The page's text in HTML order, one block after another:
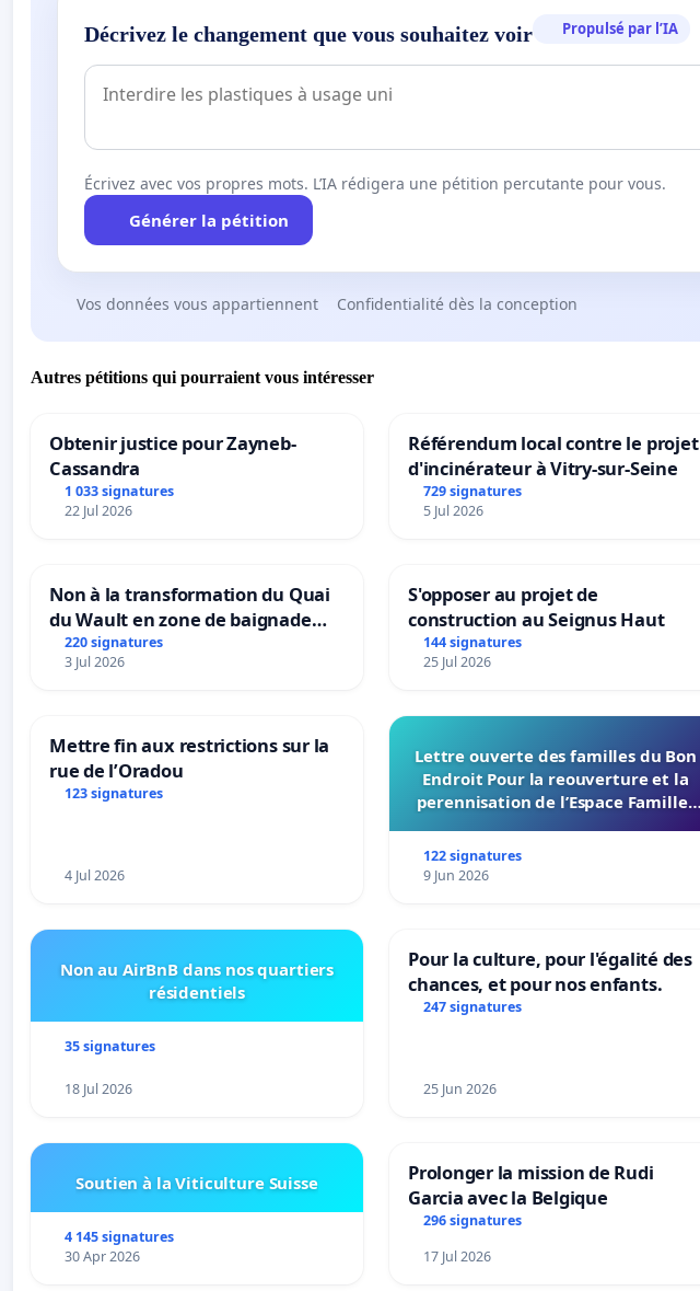
Décrivez le changement que vous souhaitez voir Propulsé par l’IA
Écrivez avec vos propres mots. L’IA rédigera une pétition percutante pour vous.
Générer la pétition
Vos données vous appartiennent Confidentialité dès la conception
Autres pétitions qui pourraient vous intéresser
Obtenir justice pour Zayneb-
Cassandra
1 033 signatures
22 Jul 2026
Référendum local contre le projet
d'incinérateur à Vitry-sur-Seine
729 signatures
5 Jul 2026
Non à la transformation du Quai
du Wault en zone de baignade
urbaine
220 signatures
3 Jul 2026
S'opposer au projet de
construction au Seignus Haut
144 signatures
25 Jul 2026
Mettre fin aux restrictions sur la
rue de l’Oradou
123 signatures
4 Jul 2026
Lettre ouverte des familles du Bon
Endroit Pour la reouverture et la
perennisation de l’Espace Familles
122 signatures
9 Jun 2026
Non au AirBnB dans nos quartiers
résidentiels
35 signatures
18 Jul 2026
Pour la culture, pour l'égalité des
chances, et pour nos enfants.
247 signatures
25 Jun 2026
Soutien à la Viticulture Suisse
4 145 signatures
30 Apr 2026
Prolonger la mission de Rudi
Garcia avec la Belgique
296 signatures
17 Jul 2026